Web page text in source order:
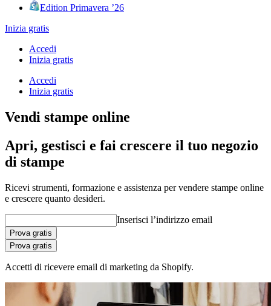
Edition Primavera ’26
Inizia gratis
Accedi
Inizia gratis
Accedi
Inizia gratis
Vendi stampe online
Apri, gestisci e fai crescere il tuo negozio
di stampe
Ricevi strumenti, formazione e assistenza per vendere stampe online
e crescere quanto desideri.
Inserisci l’indirizzo email
Prova gratis
Prova gratis
Accetti di ricevere email di marketing da Shopify.